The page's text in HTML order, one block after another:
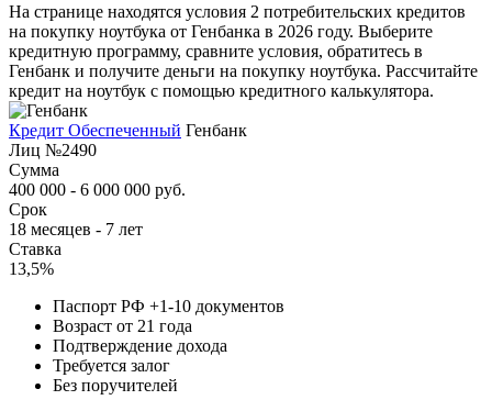
На странице находятся условия 2 потребительских кредитов
на покупку ноутбука от Генбанка в 2026 году. Выберите
кредитную программу, сравните условия, обратитесь в
Генбанк и получите деньги на покупку ноутбука. Рассчитайте
кредит на ноутбук с помощью кредитного калькулятора.
Кредит Обеспеченный Генбанк
Лиц №2490
Сумма
400 000 - 6 000 000 руб.
Срок
18 месяцев - 7 лет
Ставка
13,5%
Паспорт РФ +1-10 документов
Возраст от 21 года
Подтверждение дохода
Требуется залог
Без поручителей